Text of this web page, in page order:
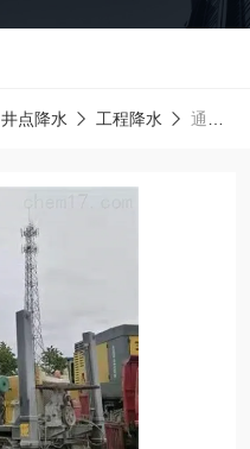
井点降水 工程降水 通州井点降水-钻井工程施工多年经验